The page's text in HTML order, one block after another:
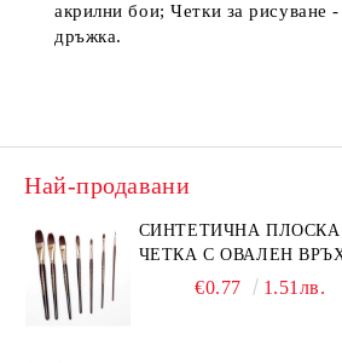
акрилни бои; Четки за рисуване
дръжка.
Най-продавани
СИНТЕТИЧНА ПЛОСКА
ЧЕТКА С ОВАЛЕН
GIOCONDA 273 - №1/8
€0.77 1.51лв.